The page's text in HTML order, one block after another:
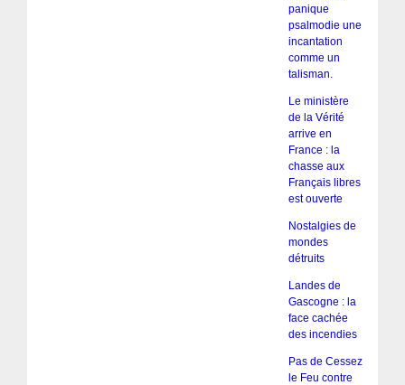
panique
psalmodie une
incantation
comme un
talisman.
Le ministère
de la Vérité
arrive en
France : la
chasse aux
Français libres
est ouverte
Nostalgies de
mondes
détruits
Landes de
Gascogne : la
face cachée
des incendies
Pas de Cessez
le Feu contre